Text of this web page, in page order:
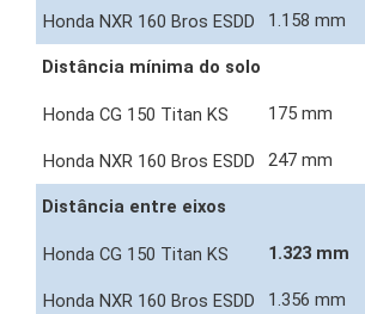
1.158 mm
Distância mínima do solo
175 mm
247 mm
Distância entre eixos
1.323 mm
1.356 mm